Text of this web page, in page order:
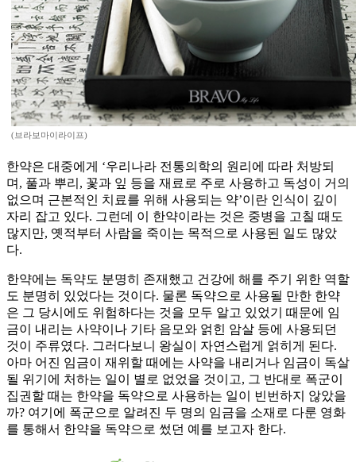
(브라보마이라이프)
한약은 대중에게 ‘우리나라 전통의학의 원리에 따라 처방되
며, 풀과 뿌리, 꽃과 잎 등을 재료로 주로 사용하고 독성이 거의
없으며 근본적인 치료를 위해 사용되는 약’이란 인식이 깊이
자리 잡고 있다. 그런데 이 한약이라는 것은 중병을 고칠 때도
많지만, 옛적부터 사람을 죽이는 목적으로 사용된 일도 많았
다.
한약에는 독약도 분명히 존재했고 건강에 해를 주기 위한 역할
도 분명히 있었다는 것이다. 물론 독약으로 사용될 만한 한약
은 그 당시에도 위험하다는 것을 모두 알고 있었기 때문에 임
금이 내리는 사약이나 기타 음모와 얽힌 암살 등에 사용되던
것이 주류였다. 그러다보니 왕실이 자연스럽게 얽히게 된다.
아마 어진 임금이 재위할 때에는 사약을 내리거나 임금이 독살
될 위기에 처하는 일이 별로 없었을 것이고, 그 반대로 폭군이
집권할 때는 한약을 독약으로 사용하는 일이 빈번하지 않았을
까? 여기에 폭군으로 알려진 두 명의 임금을 소재로 다룬 영화
를 통해서 한약을 독약으로 썼던 예를 보고자 한다.